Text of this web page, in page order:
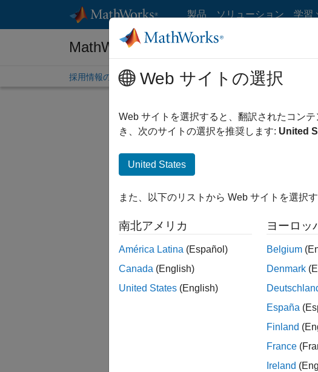
コンテンツへスキップ
製品 ソリューション 学習
MathWorks 採用情報
採用情報の概要 求人検索 オフィス所在地 学生・キャリア初
絞り込み条件 カス
一部の求人情報は
ださい。
Sales
Sales
JP-Tokyo|
At
first six
Web サイトの選択
Web サイトを選択すると、翻訳されたコン
き、次のサイトの選択を推奨します: United
United States
また、以下のリストから Web サイトを選択
南北アメリカ
América Latina (Español)
Canada (English)
United States (English)
ヨーロッ
Belgium
Denmark
España
Finland
France
Ireland